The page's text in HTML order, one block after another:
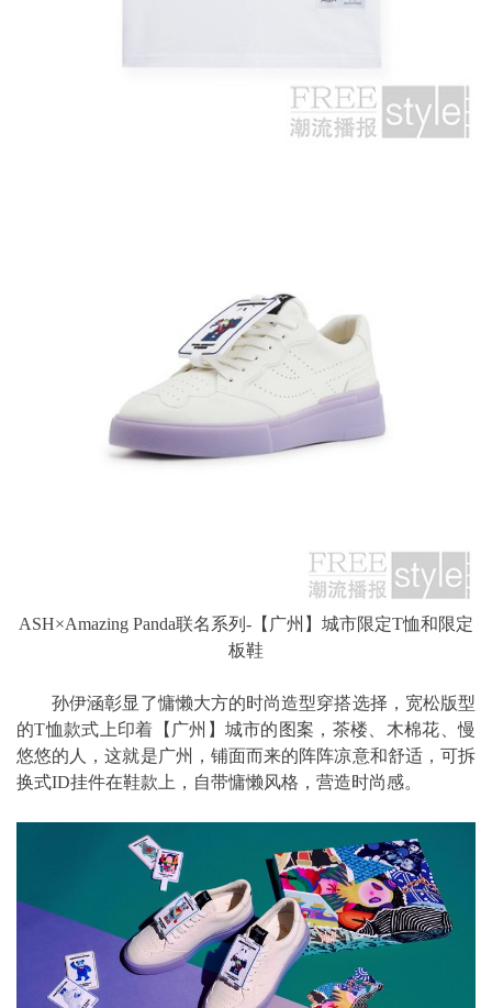
ASH×Amazing Panda联名系列-【广州】城市限定T恤和限定
板鞋
孙伊涵彰显了慵懒大方的时尚造型穿搭选择，宽松版型
的T恤款式上印着【广州】城市的图案，茶楼、木棉花、慢
悠悠的人，这就是广州，铺面而来的阵阵凉意和舒适，可拆
换式ID挂件在鞋款上，自带慵懒风格，营造时尚感。